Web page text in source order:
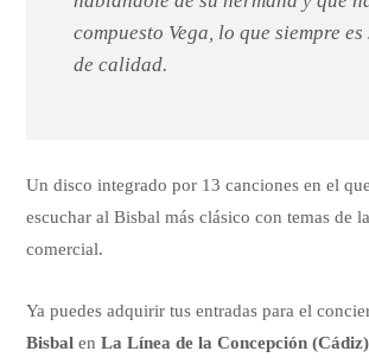
compuesto Vega, lo que siempre
de calidad.
Un disco integrado por 13 canciones en el
escuchar al Bisbal más clásico con temas de
comercial.
Ya puedes adquirir tus entradas para el
Bisbal enLa Línea de la Concepción (Cádiz)